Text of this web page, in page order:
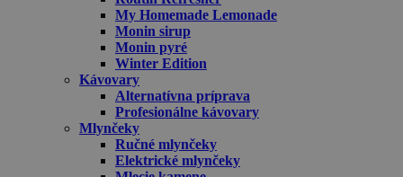
My Homemade Lemonade
Monin sirup
Monin pyré
Winter Edition
Kávovary
Alternatívna príprava
Profesionálne kávovary
Mlynčeky
Ručné mlynčeky
Elektrické mlynčeky